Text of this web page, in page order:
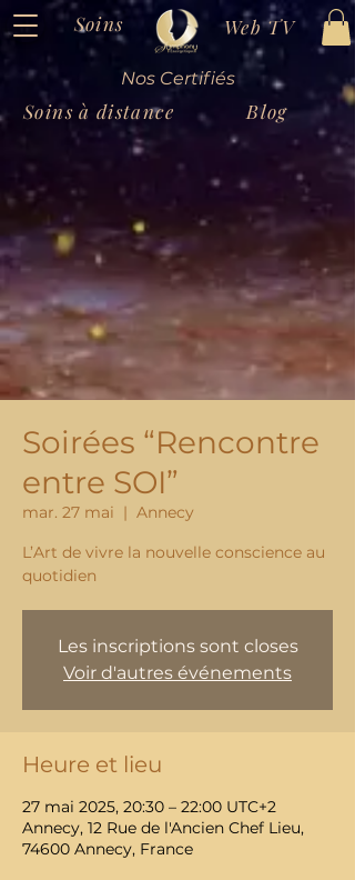
Soins Web TV
Soins à distance Blog
Nos Certifiés
Soirées “Rencontre
entre SOI”
mar. 27 mai
  |
Annecy
L’Art de vivre la nouvelle conscience au
Les inscriptions sont closes
Voir d'autres événements
Heure et lieu
27 mai 2025, 20:30 – 22:00 UTC+2
Annecy, 12 Rue de l'Ancien Chef Lieu,
74600 Annecy, France